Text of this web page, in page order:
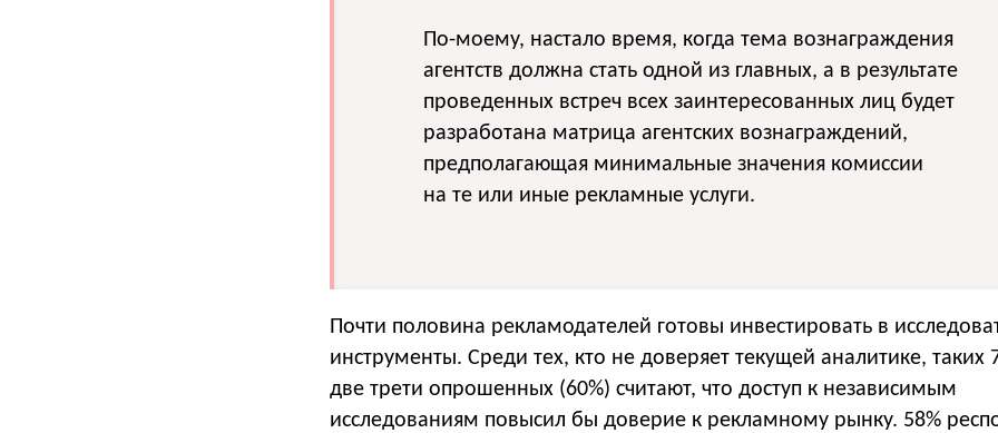
По-моему, настало время, когда тема вознаграждения
агентств должна стать одной из главных, а в результате
проведенных встреч всех заинтересованных лиц будет
разработана матрица агентских вознаграждений,
предполагающая минимальные значения комиссии
на те или иные рекламные услуги.
Почти половина рекламодателей готовы инвестировать в
инструменты. Среди тех, кто не доверяет текущей аналитике, таких
две трети опрошенных (60%) считают, что доступ к независимым
исследованиям повысил бы доверие к рекламному рынку. 58%